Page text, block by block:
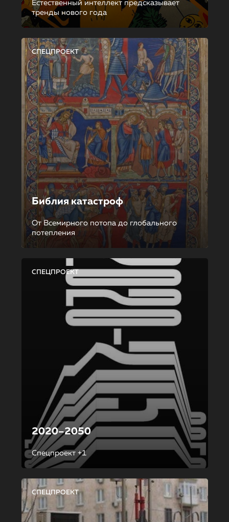
Естественный интеллект предсказывает
тренды нового года
СПЕЦПРОЕКТ
Библия катастроф
От Всемирного потопа до глобального
потепления
СПЕЦПРОЕКТ
2020–2050
Спецпроект +1
СПЕЦПРОЕКТ